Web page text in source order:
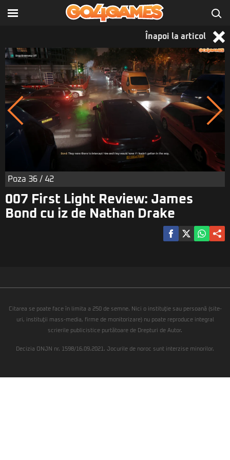
Înapoi la articol
Poza 36 / 42
007 First Light Review: James
Bond cu iz de Nathan Drake
Citarea se poate face în limita a 250 de semne. Nici o instituţie sau persoană (site-
uri, instituţii mass-media, firme de monitorizare) nu poate reproduce integral
scrierile publicistice purtătoare de Drepturi de Autor.
Decizia ONJN nr. 1598/16.09.2021. Jocurile de noroc sunt interzise minorilor.